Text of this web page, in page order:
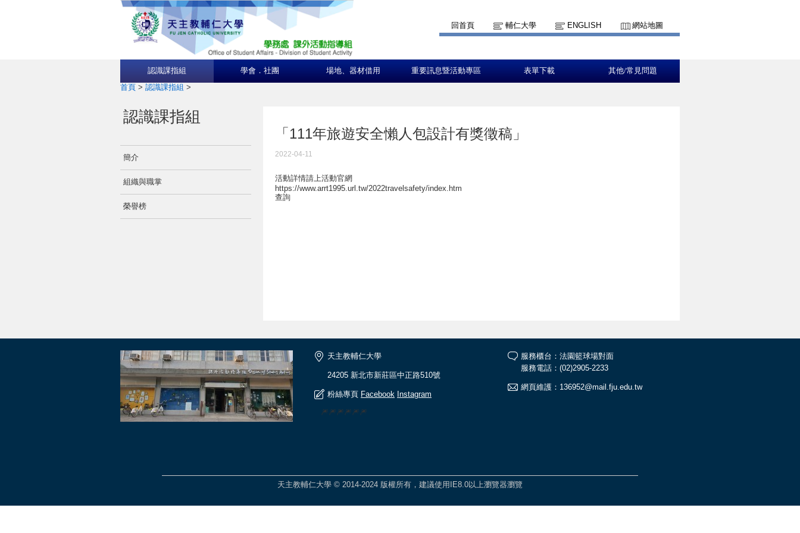
回首頁 輔仁大學 ENGLISH 網站地圖
認識課指組 學會．社團 場地、器材借用 重要訊息暨活動專區 表單下載 其他/常見問題
首頁 > 認識課指組 >
認識課指組
簡介
組織與職掌
榮譽榜
「111年旅遊安全懶人包設計有獎徵稿」
2022-04-11
活動詳情請上活動官網
https://www.arrt1995.url.tw/2022travelsafety/index.htm
查詢
天主教輔仁大學
24205 新北市新莊區中正路510號
粉絲專頁 Facebook Instagram
🎆🎆🎆🎆🎆🎆
服務櫃台：法園籃球場對面
服務電話：(02)2905-2233
網頁維護：136952@mail.fju.edu.tw
天主教輔仁大學 © 2014-2024 版權所有，建議使用IE8.0以上瀏覽器瀏覽